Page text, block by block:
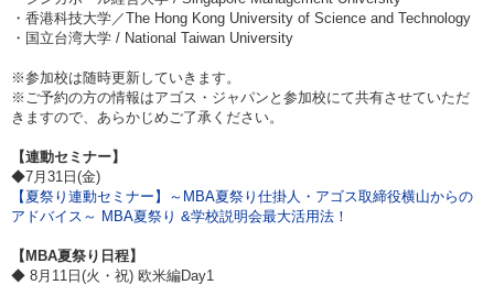
・香港科技大学／The Hong Kong University of Science and Technology
・国立台湾大学 / National Taiwan University
※参加校は随時更新していきます。
※ご予約の方の情報はアゴス・ジャパンと参加校にて共有させていただ
きますので、あらかじめご了承ください。
【連動セミナー】
◆7月31日(金)
【夏祭り連動セミナー】～MBA夏祭り仕掛人・アゴス取締役横山からの
アドバイス～ MBA夏祭り &学校説明会最大活用法！
【MBA夏祭り日程】
◆ 8月11日(火・祝) 欧米編Day1